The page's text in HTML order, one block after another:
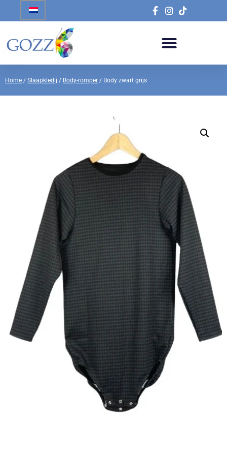
Home / Slaapkledij / Body-romper / Body zwart grijs